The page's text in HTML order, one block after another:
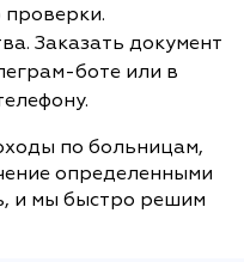
проверки.
Заказать документ
боте или в
по больницам,
определенными
и мы быстро решим